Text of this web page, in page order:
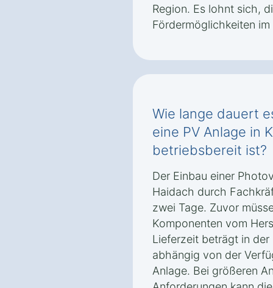
Region. Es lohnt sich,
Fördermöglichkeiten
Wie lange dauert
eine PV Anlage in
betriebsbereit ist?
Der Einbau einer
Haidach durch
zwei Tage. Zuvor
Komponenten vom
Lieferzeit beträgt in
abhängig von der
Anlage. Bei größeren